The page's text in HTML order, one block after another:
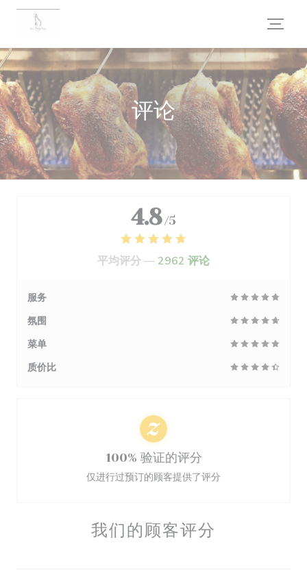
Cookie管理面板
评论
我们的顾客评分
4.8 /5
平均评分 —2962 评论
服务
氛围
菜单
质价比
100% 验证的评分
仅进行过预订的顾客提供了评分